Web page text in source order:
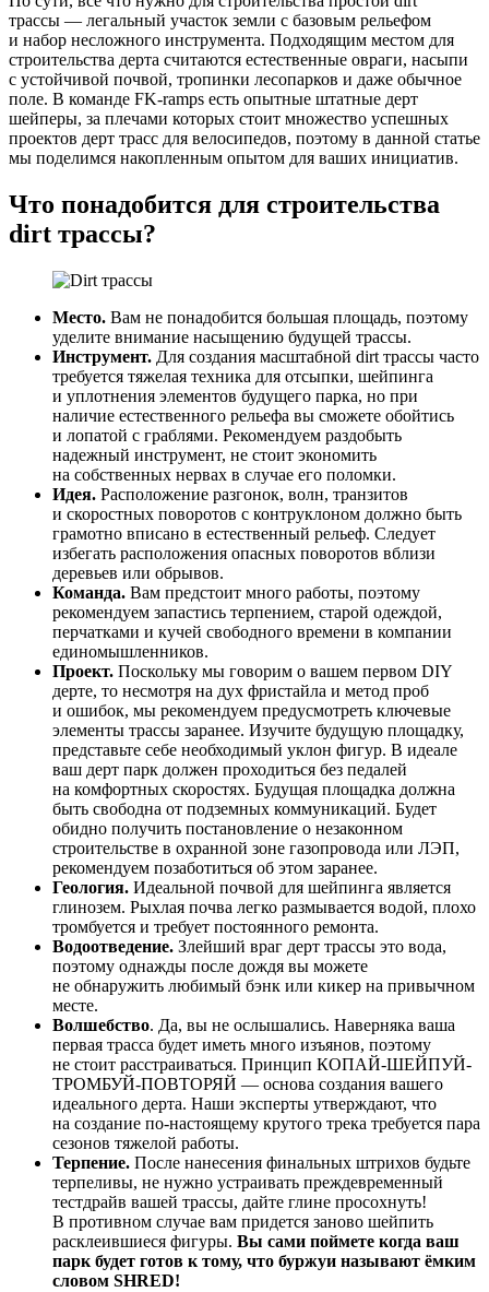
трассы — легальный участок земли с базовым рельефом
и набор несложного инструмента. Подходящим местом для
строительства дерта считаются естественные овраги, насыпи
с устойчивой почвой, тропинки лесопарков и даже обычное
поле. В команде FK-ramps есть опытные штатные дерт
шейперы, за плечами которых стоит множество успешных
проектов дерт трасс для велосипедов, поэтому в данной статье
мы поделимся накопленным опытом для ваших инициатив.
Что понадобится для строительства
dirt трассы?
Место. Вам не понадобится большая площадь, поэтому
уделите внимание насыщению будущей трассы.
Инструмент. Для создания масштабной dirt трассы часто
требуется тяжелая техника для отсыпки, шейпинга
и уплотнения элементов будущего парка, но при
наличие естественного рельефа вы сможете обойтись
и лопатой с граблями. Рекомендуем раздобыть
надежный инструмент, не стоит экономить
на собственных нервах в случае его поломки.
Идея. Расположение разгонок, волн, транзитов
и скоростных поворотов с контруклоном должно быть
грамотно вписано в естественный рельеф. Следует
избегать расположения опасных поворотов вблизи
деревьев или обрывов.
Команда. Вам предстоит много работы, поэтому
рекомендуем запастись терпением, старой одеждой,
перчатками и кучей свободного времени в компании
единомышленников.
Проект. Поскольку мы говорим о вашем первом DIY
дерте, то несмотря на дух фристайла и метод проб
и ошибок, мы рекомендуем предусмотреть ключевые
элементы трассы заранее. Изучите будущую площадку,
представьте себе необходимый уклон фигур. В идеале
ваш дерт парк должен проходиться без педалей
на комфортных скоростях. Будущая площадка должна
быть свободна от подземных коммуникаций. Будет
обидно получить постановление о незаконном
строительстве в охранной зоне газопровода или ЛЭП,
рекомендуем позаботиться об этом заранее.
Геология. Идеальной почвой для шейпинга является
глинозем. Рыхлая почва легко размывается водой, плохо
тромбуется и требует постоянного ремонта.
Водоотведение. Злейший враг дерт трассы это вода,
поэтому однажды после дождя вы можете
не обнаружить любимый бэнк или кикер на привычном
месте.
Волшебство. Да, вы не ослышались. Наверняка ваша
первая трасса будет иметь много изъянов, поэтому
не стоит расстраиваться. Принцип КОПАЙ-ШЕЙПУЙ-
ТРОМБУЙ-ПОВТОРЯЙ — основа создания вашего
идеального дерта. Наши эксперты утверждают, что
на создание по-настоящему крутого трека требуется пара
сезонов тяжелой работы.
Терпение. После нанесения финальных штрихов будьте
терпеливы, не нужно устраивать преждевременный
тестдрайв вашей трассы, дайте глине просохнуть!
В противном случае вам придется заново шейпить
расклеившиеся фигуры. Вы сами поймете когда ваш
парк будет готов к тому, что буржуи называют ёмким
словом SHRED!